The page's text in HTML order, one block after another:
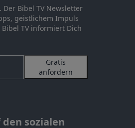
Bibel TV Newsletter
geistlichem Impuls
TV informiert Dich
Gratis
anfordern
den sozialen